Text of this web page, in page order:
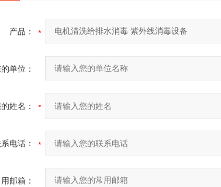
产品：
单位：
姓名：
电话：
邮箱：